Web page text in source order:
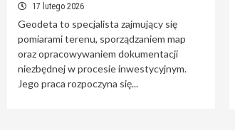
17 lutego 2026
Geodeta to specjalista zajmujący się
pomiarami terenu, sporządzaniem map
oraz opracowywaniem dokumentacji
niezbędnej w procesie inwestycyjnym.
Jego praca rozpoczyna się...